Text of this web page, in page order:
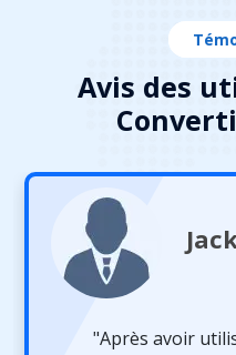
Avis des
"Après avoir